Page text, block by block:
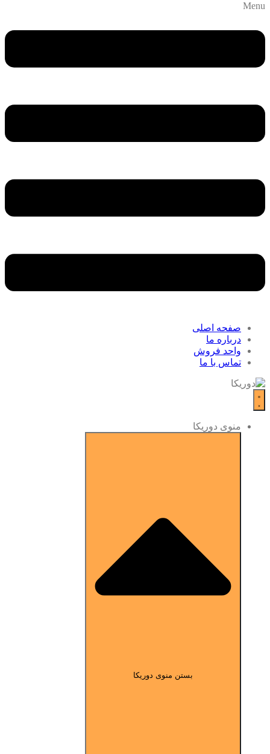
Menu
صفحه اصلی
درباره ما
واحد فروش
تماس با ما
منوی دوریکا
بستن منوی دوریکا